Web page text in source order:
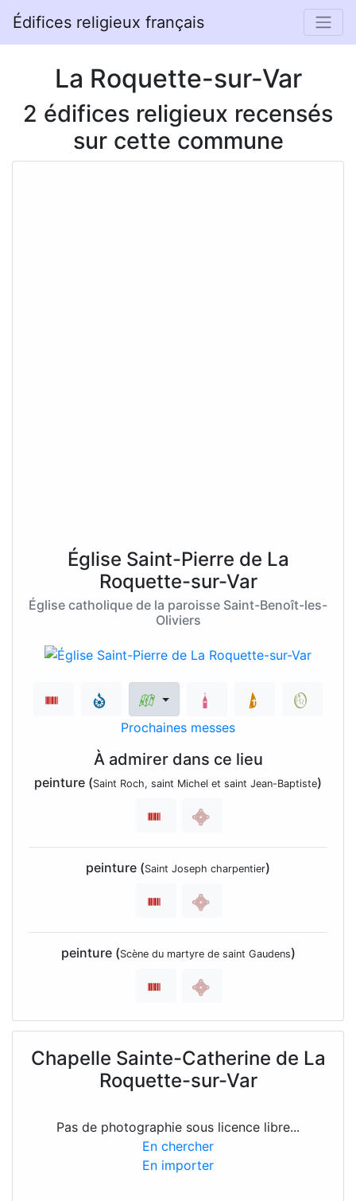
Édifices religieux français
La Roquette-sur-Var
2 édifices religieux recensés
sur cette commune
Église Saint-Pierre de La
Roquette-sur-Var
Église catholique de la paroisse Saint-Benoît-les-
Oliviers
Prochaines messes
À admirer dans ce lieu
peinture (Saint Roch, saint Michel et saint Jean-Baptiste)
peinture (Saint Joseph charpentier)
peinture (Scène du martyre de saint Gaudens)
Chapelle Sainte-Catherine de La
Roquette-sur-Var
Pas de photographie sous licence libre...
En chercher
En importer